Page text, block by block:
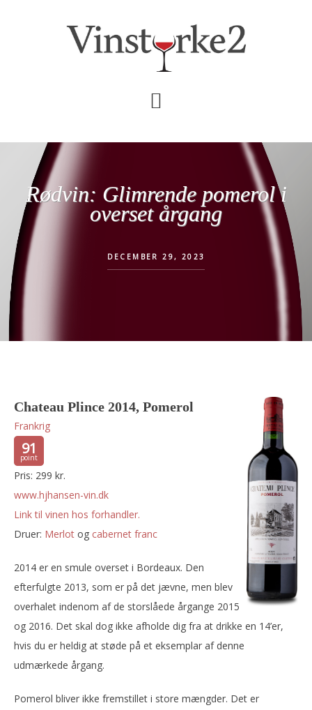
Rødvin: Glimrende pomerol i
overset årgang
DECEMBER 29, 2023
Chateau Plince 2014, Pomerol
Frankrig
91
Pris: 299 kr.
www.hjhansen-vin.dk
Link til vinen hos forhandler.
Druer:
merlot og cabernet franc
2014 er en smule overset i Bordeaux. Den
efterfulgte 2013, som er på det jævne, men blev
overhalet indenom af de storslåede årgange 2015
og 2016. Det skal dog ikke afholde dig fra at drikke en 14’er,
hvis du er heldig at støde på et eksemplar af denne
udmærkede årgang.
Pomerol bliver ikke fremstillet i store mængder. Det er